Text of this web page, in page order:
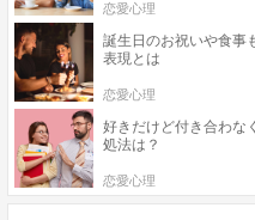
恋愛心理
誕生日のお祝いや食事
表現とは
恋愛心理
好きだけど付き合わな
処法は？
恋愛心理